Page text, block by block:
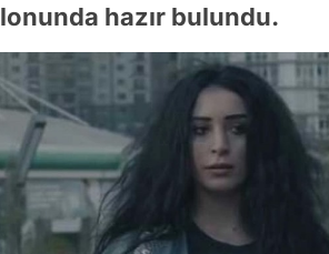
hazır bulundu.